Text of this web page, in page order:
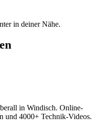
in deiner Nähe.
in Windisch. Online-
und 4000+ Technik-Videos.